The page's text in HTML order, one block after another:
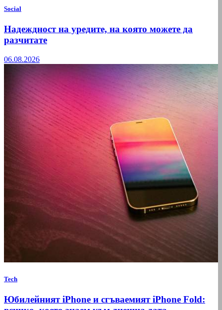
Social
Надеждност на уредите, на която можете да
разчитате
06.08.2026
Tech
Юбилейният iPhone и сгъваемият iPhone Fold: